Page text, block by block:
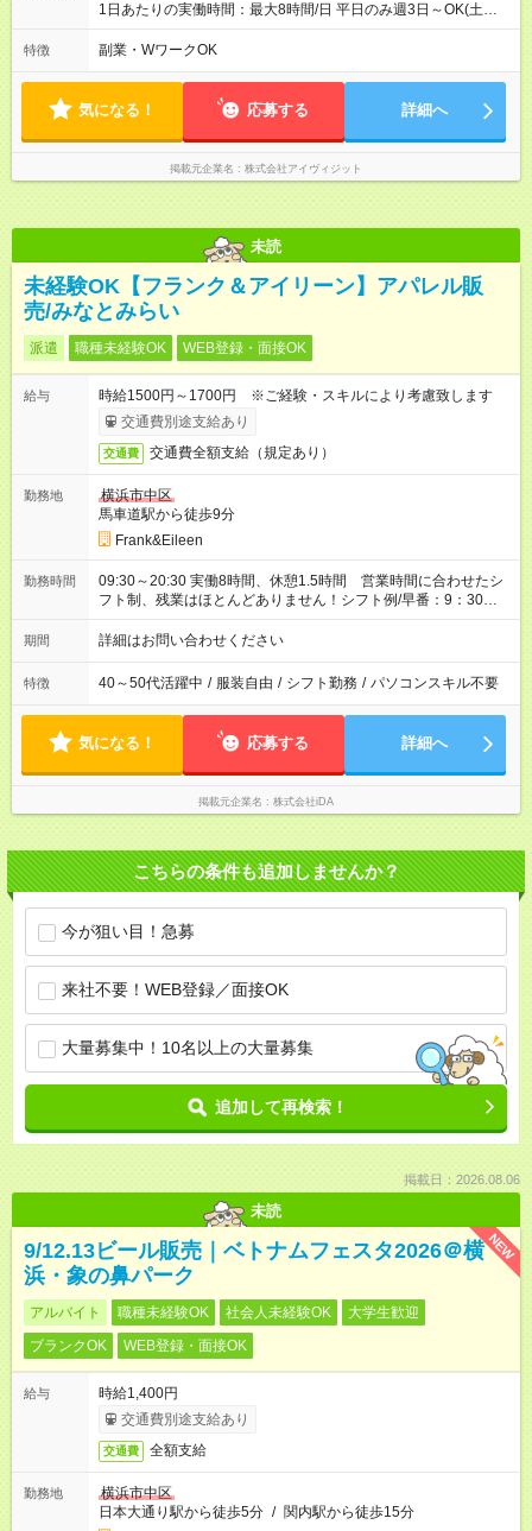
1日あたりの実働時間：最大8時間/日 平日のみ週3日～OK(土日
祝日休み) 週5日勤務可能な方も大歓迎 8:30～17:30の間、1日
3時間～OK、シフト制 ※勤務時間は相談可能 ※扶養内勤務OK、
特徴 副業・WワークOK
気になる！ 応募する 詳細へ
掲載元企業名 株式会社アイヴィジット
未読
未経験OK【フランク＆アイリーン】アパレル販
売/みなとみらい
派遣 職種未経験OK WEB登録・面接OK
給与
時給1500円～1700円 ※ご経験・スキルにより考慮致します
交通費別途支給あり
交通費 交通費全額支給（規定あり）
勤務地
横浜市中区
馬車道駅から徒歩9分
Frank&Eileen
勤務時間
09:30～20:30 実働8時間、休憩1.5時間 営業時間に合わせたシ
フト制、残業はほとんどありません！シフト例/早番：9：30～
18：30、遅番：11：00～20：30
期間 詳細はお問い合わせください
特徴 40～50代活躍中 / 服装自由 / シフト勤務 / パソコンスキル不要
気になる！ 応募する 詳細へ
掲載元企業名 株式会社iDA
こちらの条件も追加しませんか？
今が狙い目！急募
来社不要！WEB登録／面接OK
大量募集中！10名以上の大量募集
追加して再検索！
掲載日：2026.08.06
未読
NEW
9/12.13ビール販売｜ベトナムフェスタ2026＠横
浜・象の鼻パーク
アルバイト 職種未経験OK 社会人未経験OK
大学生歓迎
ブランクOK
WEB登録・面接OK
給与
時給1,400円
交通費別途支給あり
交通費 全額支給
勤務地
横浜市中区
日本大通り駅から徒歩5分 / 関内駅から徒歩15分